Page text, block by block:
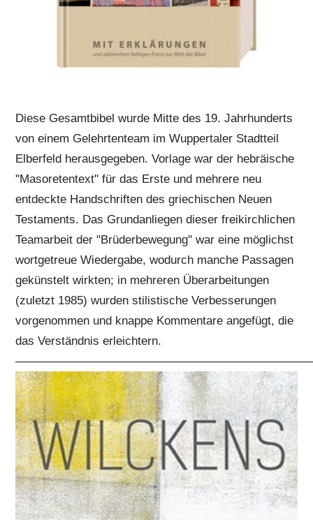
Diese Gesamtbibel wurde Mitte des 19. Jahrhunderts
von einem Gelehrtenteam im Wuppertaler Stadtteil
Elberfeld herausgegeben. Vorlage war der hebräische
"Masoretentext" für das Erste und mehrere neu
entdeckte Handschriften des griechischen Neuen
Testaments. Das Grundanliegen dieser freikirchlichen
Teamarbeit der "Brüderbewegung" war eine möglichst
wortgetreue Wiedergabe, wodurch manche Passagen
gekünstelt wirkten; in mehreren Überarbeitungen
(zuletzt 1985) wurden stilistische Verbesserungen
vorgenommen und knappe Kommentare angefügt, die
das Verständnis erleichtern.